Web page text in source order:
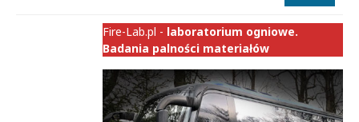
Fire-Lab.pl - laboratorium ogniowe.
Badania palności materiałów